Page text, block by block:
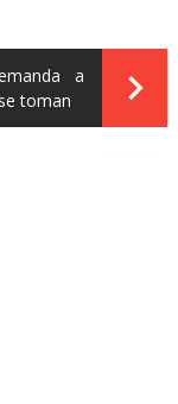
a
toman